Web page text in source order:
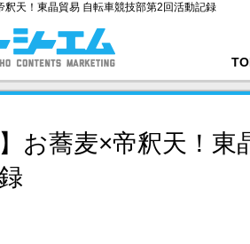
釈天！東晶貿易 自転車競技部第2回活動記録
】お蕎麦×帝釈天！